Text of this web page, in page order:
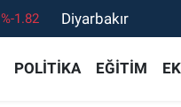
%-1.82
Diyarbakır
POLİTİKA EĞİTİM